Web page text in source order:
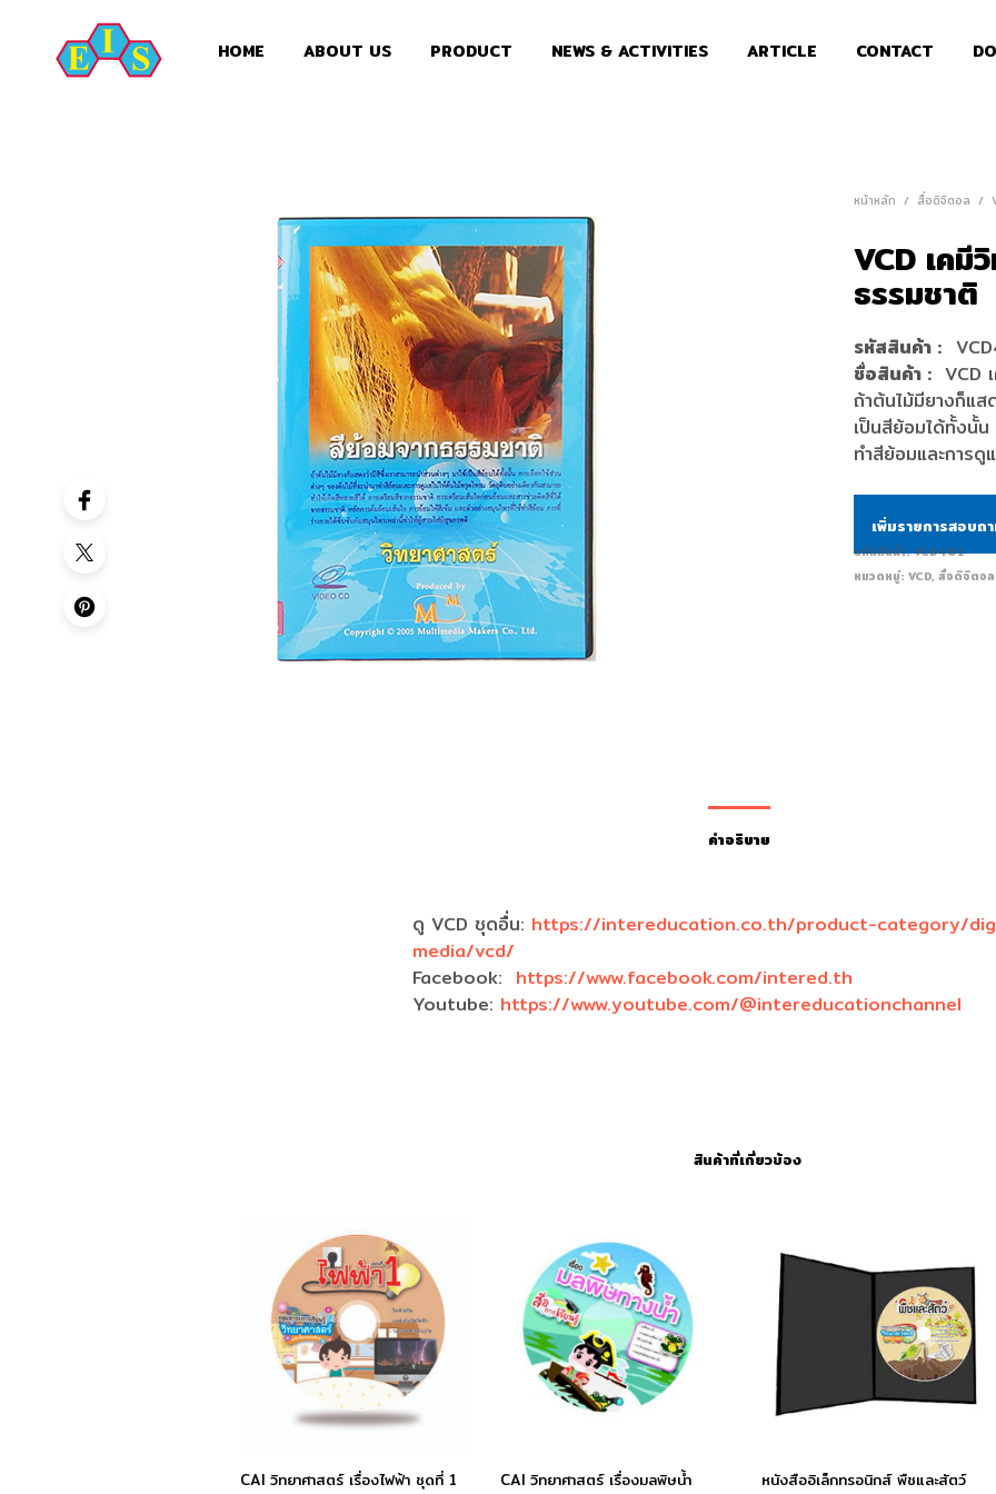
HOME ABOUT US PRODUCT NEWS & ACTIVITIES ARTICLE CONTACT
หน้าหลัก / สื่อดิจิตอล /
VCD เคมี
ธรรมชาติ
รหัสสินค้า :
ชื่อสินค้า : VCD
ถ้าต้นไม้มียางก็แส
เป็นสีย้อมได้ทั้งนั้น
ทำสีย้อมและการดู
เพิ่มรายการสอบถ
รหัสสินค้า:VCD401
หมวดหมู่:VCD,สื่อดิจิตอล
คำอธิบาย
ดู VCD ชุดอื่น: https://intereducation.co.th/product-category/
media/vcd/
Facebook: https://www.facebook.com/intered.th
Youtube: https://www.youtube.com/@intereducationchannel
สินค้าที่เกี่ยวข้อง
CAI วิทยาศาสตร์ เรื่องไฟฟ้า ชุดที่ 1 CAI วิทยาศาสตร์ เรื่องมลพิษนํ้า หนังสืออิเล็กทรอนิกส์ พืชและสัตว์